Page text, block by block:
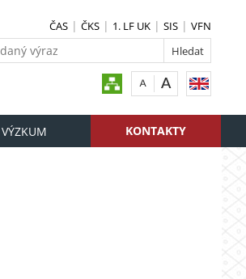
ČAS ČKS 1. LF UK SIS VFN
KONTAKTY